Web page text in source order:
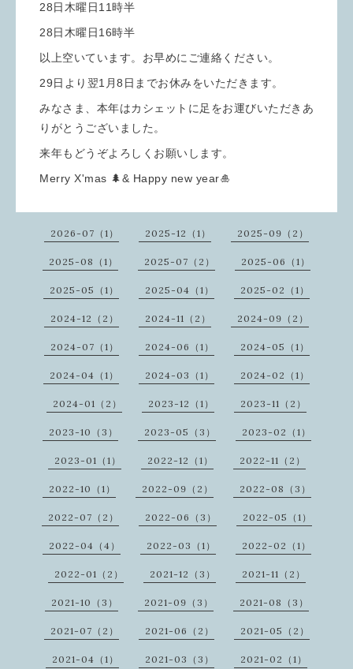
28日木曜日11時半
28日木曜日16時半
以上空いています。お早めにご連絡ください。
29日より翌1月8日までお休みをいただきます。
みなさま、本年はカシェットに足をお運びいただきあ
りがとうございました。
来年もどうぞよろしくお願いします。
Merry X'mas 🌲& Happy new year🎍
2026-07（1） 2025-12（1） 2025-09（2）
2025-08（1） 2025-07（2） 2025-06（1）
2025-05（1） 2025-04（1） 2025-02（1）
2024-12（2） 2024-11（2） 2024-09（2）
2024-07（1） 2024-06（1） 2024-05（1）
2024-04（1） 2024-03（1） 2024-02（1）
2024-01（2） 2023-12（1） 2023-11（2）
2023-10（3） 2023-05（3） 2023-02（1）
2023-01（1） 2022-12（1） 2022-11（2）
2022-10（1） 2022-09（2） 2022-08（3）
2022-07（2） 2022-06（3） 2022-05（1）
2022-04（4） 2022-03（1） 2022-02（1）
2022-01（2） 2021-12（3） 2021-11（2）
2021-10（3） 2021-09（3） 2021-08（3）
2021-07（2） 2021-06（2） 2021-05（2）
2021-04（1） 2021-03（3） 2021-02（1）